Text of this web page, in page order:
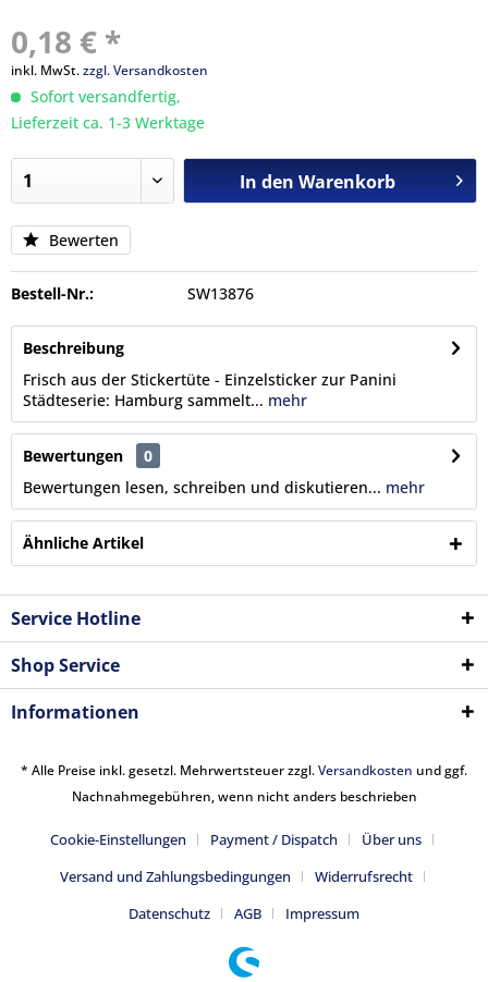
0,18 € *
inkl. MwSt.zzgl. Versandkosten
Sofort versandfertig,
Lieferzeit ca. 1-3 Werktage
In den Warenkorb
Bewerten
Bestell-Nr.: SW13876
Beschreibung
Frisch aus der Stickertüte - Einzelsticker zur Panini
Städteserie: Hamburg sammelt... mehr
Bewertungen
0
Bewertungen lesen, schreiben und diskutieren... mehr
Ähnliche Artikel
Service Hotline
Shop Service
Informationen
* Alle Preise inkl. gesetzl. Mehrwertsteuer zzgl.Versandkosten und ggf.
Nachnahmegebühren, wenn nicht anders beschrieben
Cookie-Einstellungen Payment / Dispatch
Über uns
Versand und Zahlungsbedingungen
Widerrufsrecht
Datenschutz
AGB Impressum